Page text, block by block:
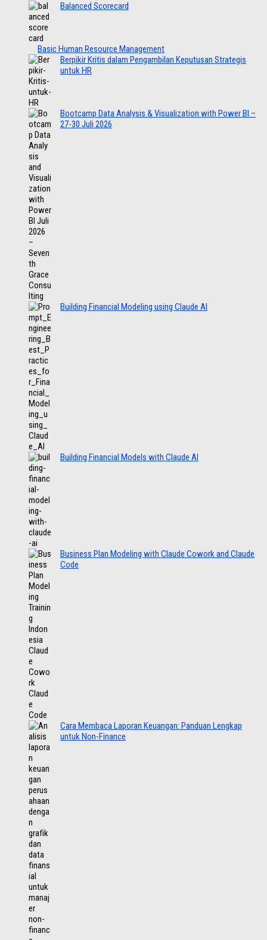
Balanced Scorecard
Basic Human Resource Management
Berpikir Kritis dalam Pengambilan Keputusan Strategis
untuk HR
Bootcamp Data Analysis & Visualization with Power BI –
27-30 Juli 2026
Building Financial Modeling using Claude AI
Building Financial Models with Claude AI
Business Plan Modeling with Claude Cowork and Claude
Code
Cara Membaca Laporan Keuangan: Panduan Lengkap
untuk Non-Finance